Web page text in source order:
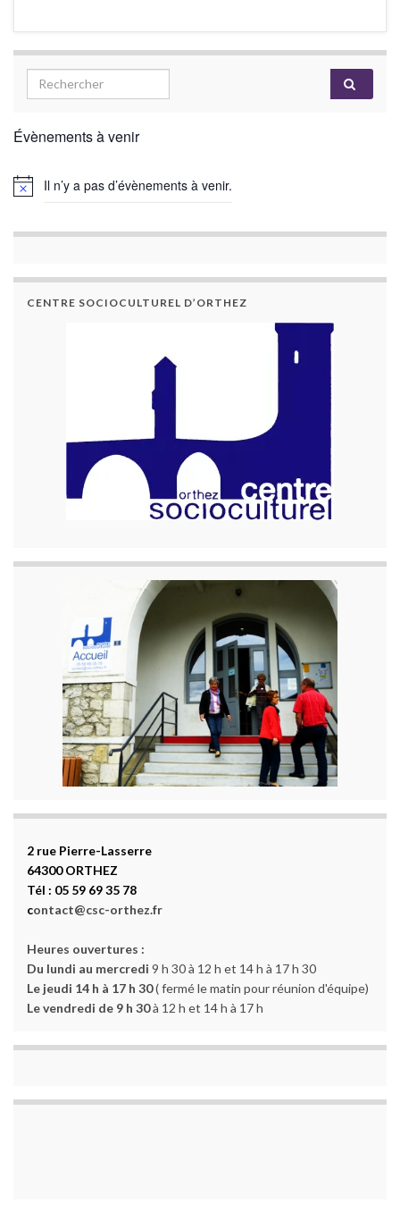
Évènements à venir
Il n’y a pas d’évènements à venir.
CENTRE SOCIOCULTUREL D’ORTHEZ
2 rue Pierre-Lasserre
64300 ORTHEZ
Tél : 05 59 69 35 78
contact@csc-orthez.fr
Heures ouvertures :
Du lundi au mercredi 9 h 30 à 12 h et 14 h à 17 h 30
Le jeudi 14 h à 17 h 30( fermé le matin pour réunion d'équipe)
Le vendredi de 9 h 30à 12 h et 14 h à 17 h